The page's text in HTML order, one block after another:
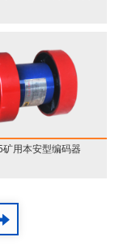
场】：此次安
款针对散装物
续计量的自动
在热电厂应用
责人】：刘师
场】：KT421
矿用本安型编码器